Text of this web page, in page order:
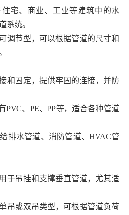
宅、商业、工业等建筑中的水
系统。
调节型，可以根据管道的尺寸和
和固定，提供牢固的连接，并防
PVC、PE、PP等，适合各种管道
排水管道、消防管道、HVAC管
于吊挂和支撑垂直管道，尤其适
吊或双吊类型，可根据管道负荷